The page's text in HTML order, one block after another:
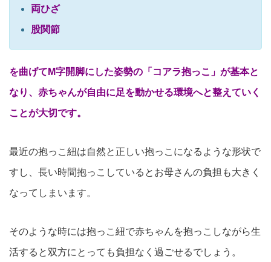
両ひざ
股関節
を曲げてM字開脚にした姿勢の「コアラ抱っこ」が基本と
なり、赤ちゃんが自由に足を動かせる環境へと整えていく
ことが大切です。
最近の抱っこ紐は自然と正しい抱っこになるような形状で
すし、長い時間抱っこしているとお母さんの負担も大きく
なってしまいます。
そのような時には抱っこ紐で赤ちゃんを抱っこしながら生
活すると双方にとっても負担なく過ごせるでしょう。